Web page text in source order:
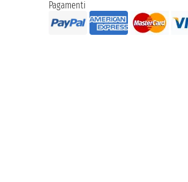
Pagamenti